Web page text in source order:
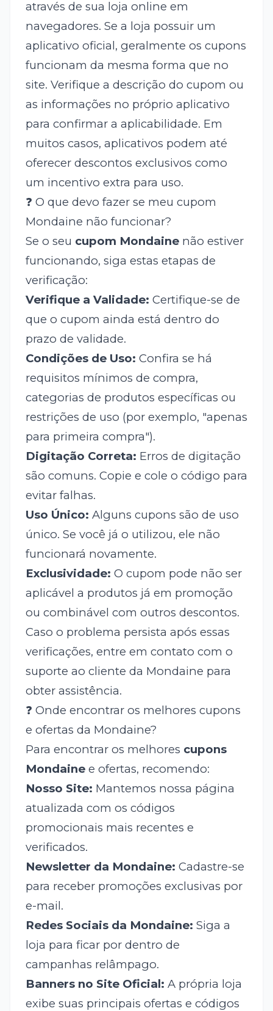
através de sua loja online em
navegadores. Se a loja possuir um
aplicativo oficial, geralmente os cupons
funcionam da mesma forma que no
site. Verifique a descrição do cupom ou
as informações no próprio aplicativo
para confirmar a aplicabilidade. Em
muitos casos, aplicativos podem até
oferecer descontos exclusivos como
um incentivo extra para uso.
❓ O que devo fazer se meu cupom
Mondaine não funcionar?
Se o seu cupom Mondainenão estiver
funcionando, siga estas etapas de
verificação:
Verifique a Validade: Certifique-se de
que o cupom ainda está dentro do
prazo de validade.
Condições de Uso: Confira se há
requisitos mínimos de compra,
categorias de produtos específicas ou
restrições de uso (por exemplo, "apenas
para primeira compra").
Digitação Correta: Erros de digitação
são comuns. Copie e cole o código para
evitar falhas.
Uso Único: Alguns cupons são de uso
único. Se você já o utilizou, ele não
funcionará novamente.
Exclusividade: O cupom pode não ser
aplicável a produtos já em promoção
ou combinável com outros descontos.
Caso o problema persista após essas
verificações, entre em contato com o
suporte ao cliente da Mondaine para
obter assistência.
❓ Onde encontrar os melhores cupons
e ofertas da Mondaine?
Para encontrar os melhores cupons
Mondainee ofertas, recomendo:
Nosso Site: Mantemos nossa página
atualizada com os códigos
promocionais mais recentes e
verificados.
Newsletter da Mondaine: Cadastre-se
para receber promoções exclusivas por
e-mail.
Redes Sociais da Mondaine: Siga a
loja para ficar por dentro de
campanhas relâmpago.
Banners no Site Oficial: A própria loja
exibe suas principais ofertas e códigos